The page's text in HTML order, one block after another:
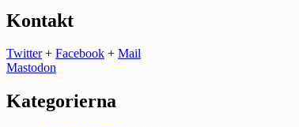
Kontakt
Twitter+ Facebook + Mail
Mastodon
Kategorierna